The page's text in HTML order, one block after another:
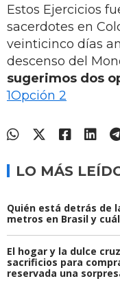
Estos Ejercicios
sacerdotes en
veinticinco días
descenso del
sugerimos dos
1Opción 2
LO MÁS
Quién está detrás de
metros en Brasil y
El hogar y la dulce
sacrificios para
reservada una